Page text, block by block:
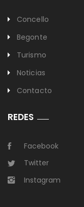
Concello
Begonte
Turismo
Noticias
Contacto
REDES
Facebook
Twitter
Instagram